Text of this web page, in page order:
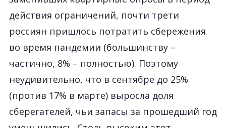
действия ограничений, почти трети
россиян пришлось потратить сбережения
во время пандемии (большинству –
частично, 8% – полностью). Поэтому
неудивительно, что в сентябре до 25%
(против 17% в марте) выросла доля
сберегателей, чьи запасы за прошедший год